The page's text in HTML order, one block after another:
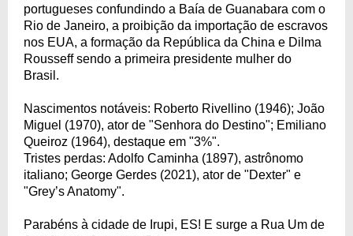
portugueses confundindo a Baía de Guanabara com o
Rio de Janeiro, a proibição da importação de escravos
nos EUA, a formação da República da China e Dilma
Rousseff sendo a primeira presidente mulher do
Brasil.
Nascimentos notáveis: Roberto Rivellino (1946); João
Miguel (1970), ator de "Senhora do Destino"; Emiliano
Queiroz (1964), destaque em "3%".
Tristes perdas: Adolfo Caminha (1897), astrônomo
italiano; George Gerdes (2021), ator de "Dexter" e
"Grey’s Anatomy".
Parabéns à cidade de Irupi, ES! E surge a Rua Um de